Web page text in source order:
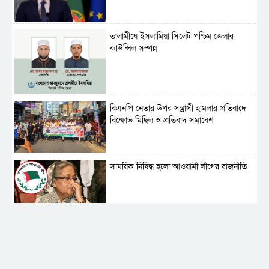
‎তালামীযে ইসলামিয়া সিলেট পশ্চিম জেলার
কাউন্সিল সম্পন্ন
বিএনপি নেতার উপর সন্ত্রাসী হামলার প্রতিবাদে
বিক্ষোভ মিছিল ও প্রতিবাদ সমাবেশ
সাময়িক নিষিদ্ধ হলো আওয়ামী লীগের রাজনীতি